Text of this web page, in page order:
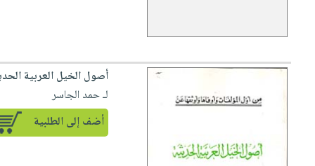
أصول الخيل العربية
لـ حمد الجاسر
أضف إلى الطلبية